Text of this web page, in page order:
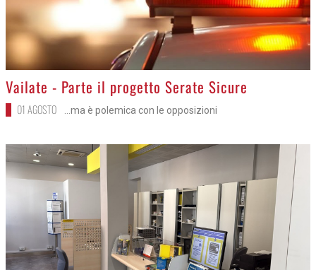
>
Vailate - Parte il progetto Serate Sicure
01 AGOSTO ...ma è polemica con le opposizioni